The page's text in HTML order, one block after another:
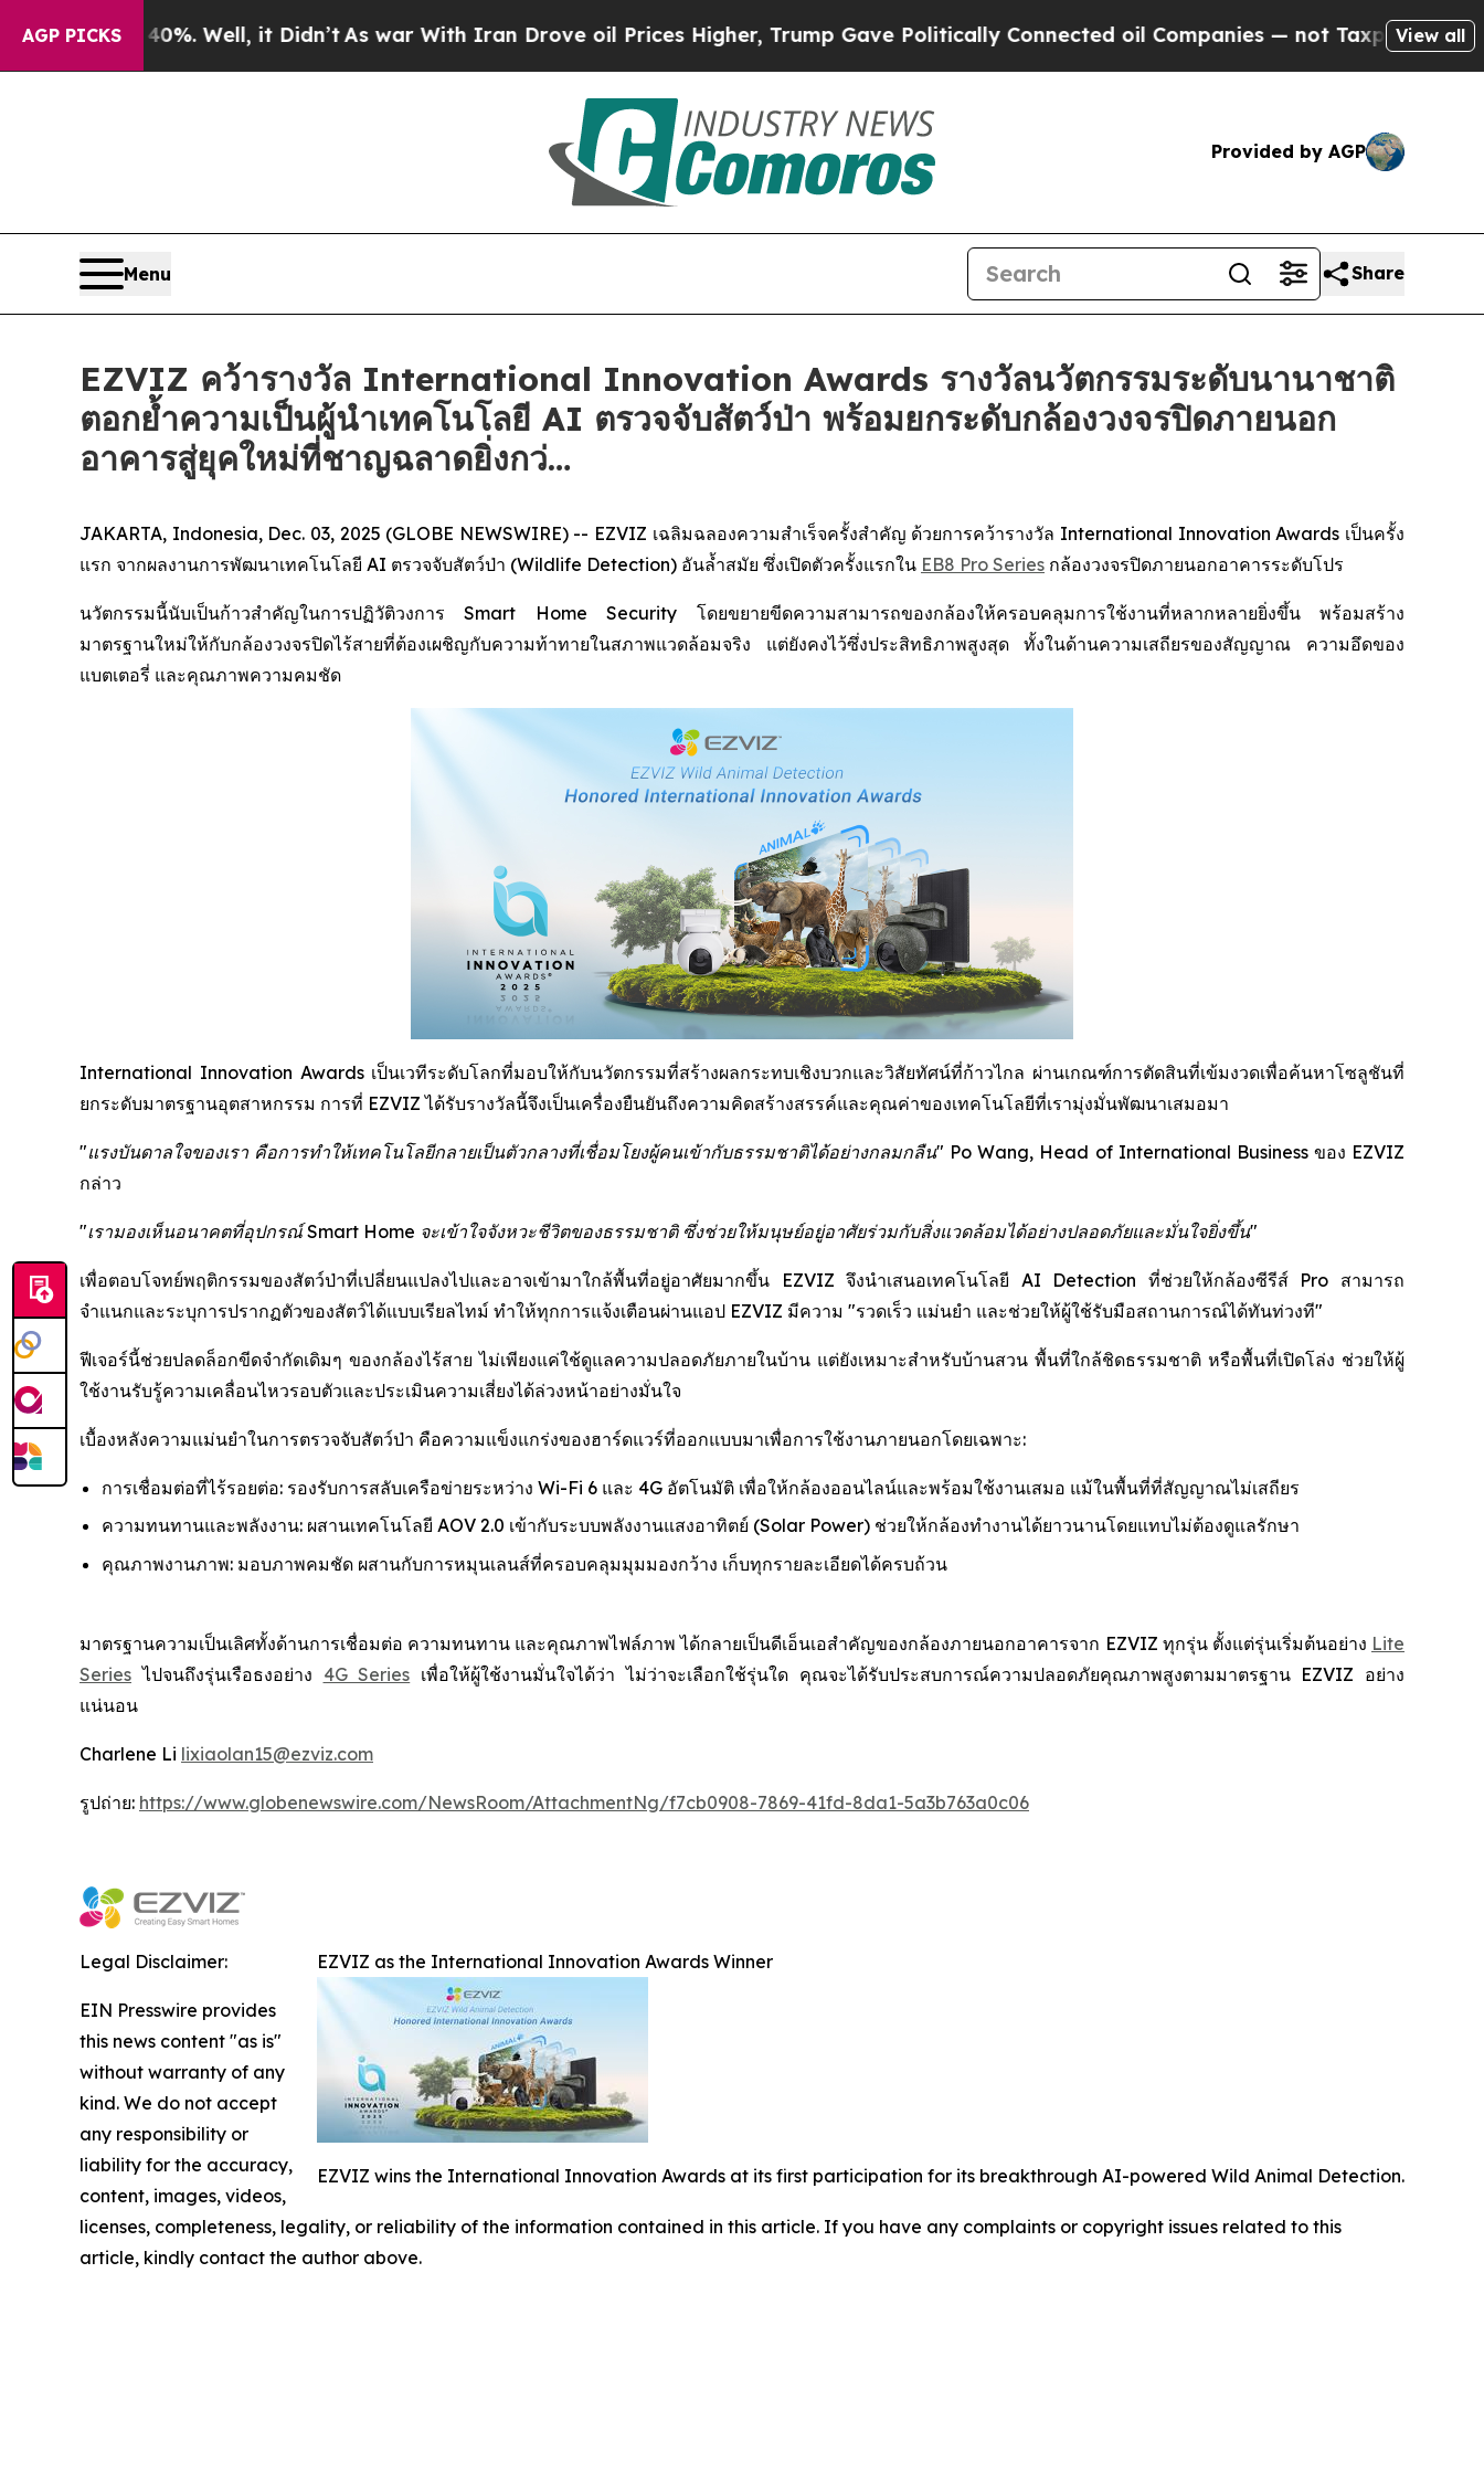
AGP PICKS
40%. Well, it Didn’tAs war With Iran Drove oil Prices Higher, Trump Gave Politically Connected oil Companies — not Taxpayers — theView all
Provided by AGP
Menu Share
EZVIZ คว้ารางวัล International Innovation Awards รางวัลนวัตกรรมระดับนานาชาติ
ตอกย้ำความเป็นผู้นำเทคโนโลยี AI ตรวจจับสัตว์ป่า พร้อมยกระดับกล้องวงจรปิดภายนอก
อาคารสู่ยุคใหม่ที่ชาญฉลาดยิ่งกว่…
JAKARTA, Indonesia, Dec. 03, 2025 (GLOBE NEWSWIRE) -- EZVIZ เฉลิมฉลองความสำเร็จครั้งสำคัญ ด้วยการคว้ารางวัล International Innovation Awards เป็นครั้ง
แรก จากผลงานการพัฒนาเทคโนโลยี AI ตรวจจับสัตว์ป่า (Wildlife Detection) อันล้ำสมัย ซึ่งเปิดตัวครั้งแรกใน EB8 Pro Series กล้องวงจรปิดภายนอกอาคารระดับโปร
นวัตกรรมนี้นับเป็นก้าวสำคัญในการปฏิวัติวงการ Smart Home Security โดยขยายขีดความสามารถของกล้องให้ครอบคลุมการใช้งานที่หลากหลายยิ่งขึ้น พร้อมสร้าง
มาตรฐานใหม่ให้กับกล้องวงจรปิดไร้สายที่ต้องเผชิญกับความท้าทายในสภาพแวดล้อมจริง แต่ยังคงไว้ซึ่งประสิทธิภาพสูงสุด ทั้งในด้านความเสถียรของสัญญาณ ความอึดของ
แบตเตอรี่ และคุณภาพความคมชัด
International Innovation Awards เป็นเวทีระดับโลกที่มอบให้กับนวัตกรรมที่สร้างผลกระทบเชิงบวกและวิสัยทัศน์ที่ก้าวไกล ผ่านเกณฑ์การตัดสินที่เข้มงวดเพื่อค้นหาโซลูชันที่
ยกระดับมาตรฐานอุตสาหกรรม การที่ EZVIZ ได้รับรางวัลนี้จึงเป็นเครื่องยืนยันถึงความคิดสร้างสรรค์และคุณค่าของเทคโนโลยีที่เรามุ่งมั่นพัฒนาเสมอมา
"แรงบันดาลใจของเรา คือการทำให้เทคโนโลยีกลายเป็นตัวกลางที่เชื่อมโยงผู้คนเข้ากับธรรมชาติได้อย่างกลมกลืน" Po Wang, Head of International Business ของ EZVIZ
กล่าว
"เรามองเห็นอนาคตที่อุปกรณ์ Smart Home จะเข้าใจจังหวะชีวิตของธรรมชาติ ซึ่งช่วยให้มนุษย์อยู่อาศัยร่วมกับสิ่งแวดล้อมได้อย่างปลอดภัยและมั่นใจยิ่งขึ้น"
เพื่อตอบโจทย์พฤติกรรมของสัตว์ป่าที่เปลี่ยนแปลงไปและอาจเข้ามาใกล้พื้นที่อยู่อาศัยมากขึ้น EZVIZ จึงนำเสนอเทคโนโลยี AI Detection ที่ช่วยให้กล้องซีรีส์ Pro สามารถ
จำแนกและระบุการปรากฏตัวของสัตว์ได้แบบเรียลไทม์ ทำให้ทุกการแจ้งเตือนผ่านแอป EZVIZ มีความ "รวดเร็ว แม่นยำ และช่วยให้ผู้ใช้รับมือสถานการณ์ได้ทันท่วงที"
ฟีเจอร์นี้ช่วยปลดล็อกขีดจำกัดเดิมๆ ของกล้องไร้สาย ไม่เพียงแค่ใช้ดูแลความปลอดภัยภายในบ้าน แต่ยังเหมาะสำหรับบ้านสวน พื้นที่ใกล้ชิดธรรมชาติ หรือพื้นที่เปิดโล่ง ช่วยให้ผู้
ใช้งานรับรู้ความเคลื่อนไหวรอบตัวและประเมินความเสี่ยงได้ล่วงหน้าอย่างมั่นใจ
เบื้องหลังความแม่นยำในการตรวจจับสัตว์ป่า คือความแข็งแกร่งของฮาร์ดแวร์ที่ออกแบบมาเพื่อการใช้งานภายนอกโดยเฉพาะ:
การเชื่อมต่อที่ไร้รอยต่อ: รองรับการสลับเครือข่ายระหว่าง Wi-Fi 6 และ 4G อัตโนมัติ เพื่อให้กล้องออนไลน์และพร้อมใช้งานเสมอ แม้ในพื้นที่ที่สัญญาณไม่เสถียร
ความทนทานและพลังงาน: ผสานเทคโนโลยี AOV 2.0 เข้ากับระบบพลังงานแสงอาทิตย์ (Solar Power) ช่วยให้กล้องทำงานได้ยาวนานโดยแทบไม่ต้องดูแลรักษา
คุณภาพงานภาพ: มอบภาพคมชัด ผสานกับการหมุนเลนส์ที่ครอบคลุมมุมมองกว้าง เก็บทุกรายละเอียดได้ครบถ้วน
มาตรฐานความเป็นเลิศทั้งด้านการเชื่อมต่อ ความทนทาน และคุณภาพไฟล์ภาพ ได้กลายเป็นดีเอ็นเอสำคัญของกล้องภายนอกอาคารจาก EZVIZ ทุกรุ่น ตั้งแต่รุ่นเริ่มต้นอย่าง Lite
Series ไปจนถึงรุ่นเรือธงอย่าง 4G Series เพื่อให้ผู้ใช้งานมั่นใจได้ว่า ไม่ว่าจะเลือกใช้รุ่นใด คุณจะได้รับประสบการณ์ความปลอดภัยคุณภาพสูงตามมาตรฐาน EZVIZ อย่าง
แน่นอน
Charlene Li lixiaolan15@ezviz.com
รูปถ่าย: https://www.globenewswire.com/NewsRoom/AttachmentNg/f7cb0908-7869-41fd-8da1-5a3b763a0c06
EZVIZ as the International Innovation Awards Winner
EZVIZ wins the International Innovation Awards at its first participation for its breakthrough AI-powered Wild Animal Detection.
Legal Disclaimer:
EIN Presswire provides
this news content "as is"
without warranty of any
kind. We do not accept
any responsibility or
liability for the accuracy,
content, images, videos,
licenses, completeness, legality, or reliability of the information contained in this article. If you have any complaints or copyright issues related to this
article, kindly contact the author above.